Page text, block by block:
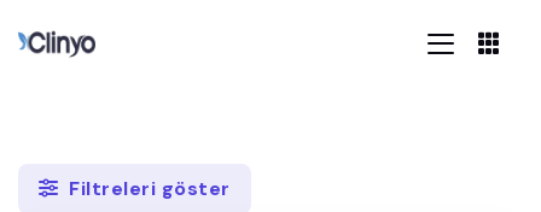
Filtreleri göster